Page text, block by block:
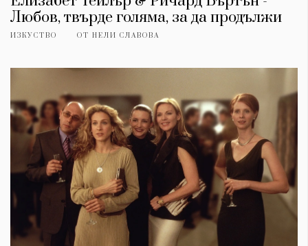
Любов, твърде голяма, за да продължи
ИЗКУСТВО ОТ НЕЛИ СЛАВОВА